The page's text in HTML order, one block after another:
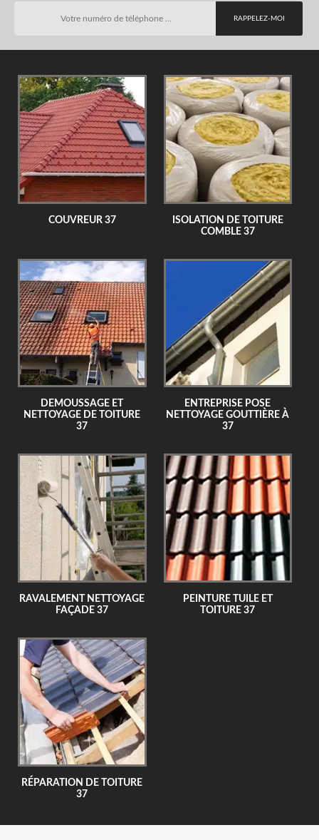
COUVREUR 37
ISOLATION DE TOITURE
COMBLE 37
DEMOUSSAGE ET
NETTOYAGE DE TOITURE
37
ENTREPRISE POSE
NETTOYAGE GOUTTIÈRE À
37
RAVALEMENT NETTOYAGE
FAÇADE 37
PEINTURE TUILE ET
TOITURE 37
RÉPARATION DE TOITURE
37